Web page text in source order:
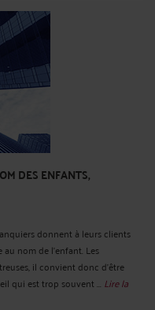
DES ENFANTS,
donnent à leurs clients
nom de l’enfant. Les
il convient donc d’être
qui est trop souvent ... Lire la